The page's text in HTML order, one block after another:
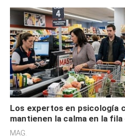
Los expertos en psicología
mantienen la calma en la
cognitiva, gratitud y no solo
MAG.